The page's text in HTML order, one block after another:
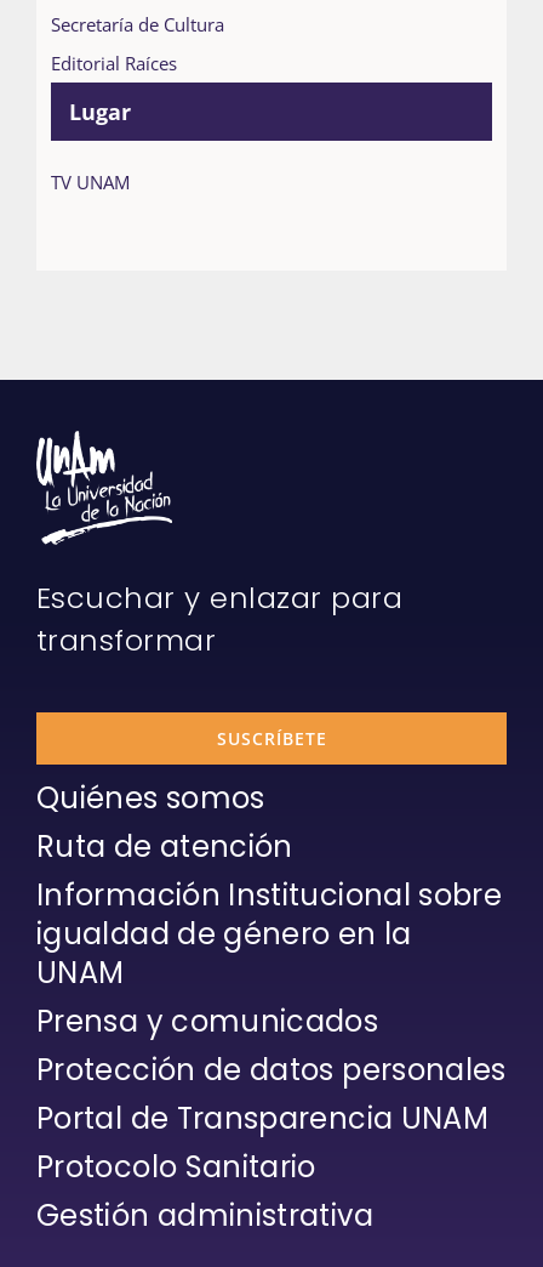
Lugar
TV UNAM
Secretaría de Cultura
Editorial Raíces
Escuchar y enlazar para
transformar
SUSCRÍBETE
Quiénes somos
Ruta de atención
Información Institucional sobre
igualdad de género en la
UNAM
Prensa y comunicados
Protección de datos personales
Portal de Transparencia UNAM
Protocolo Sanitario
Gestión administrativa